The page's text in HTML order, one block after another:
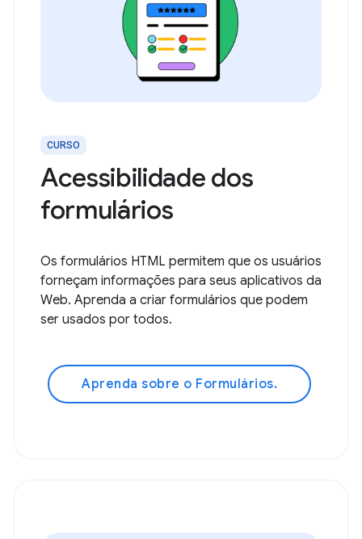
CURSO
Acessibilidade dos
formulários
Os formulários HTML permitem que os usuários
forneçam informações para seus aplicativos da
Web. Aprenda a criar formulários que podem
ser usados por todos.
Aprenda sobre o Formulários.